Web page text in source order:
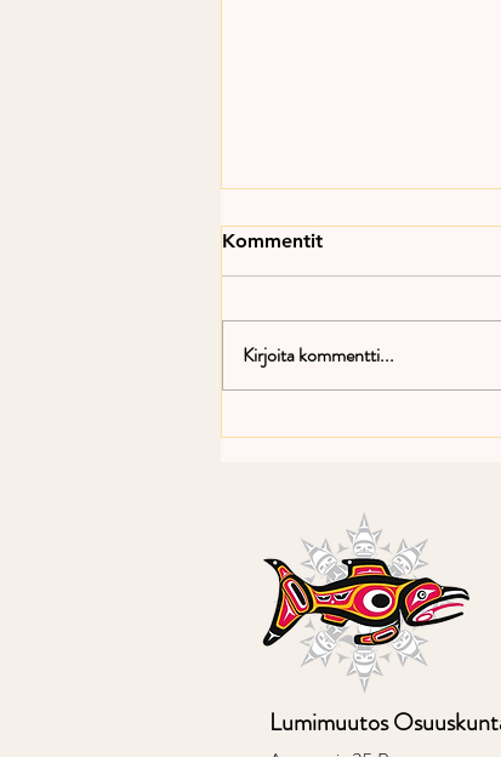
Kommentit
Kirjoita kommentti...
Lumimuutos